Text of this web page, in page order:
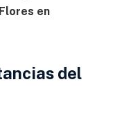
en
del